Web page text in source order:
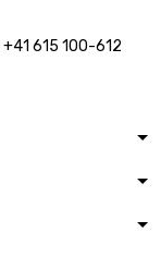
+41 615 100-612